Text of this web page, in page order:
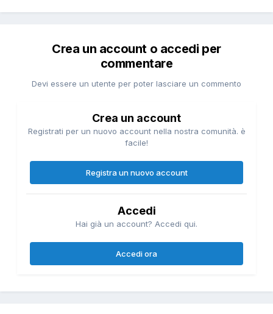
Crea un account o accedi per
commentare
Devi essere un utente per poter lasciare un commento
Crea un account
Registrati per un nuovo account nella nostra comunità. è
facile!
Registra un nuovo account
Accedi
Hai già un account? Accedi qui.
Accedi ora